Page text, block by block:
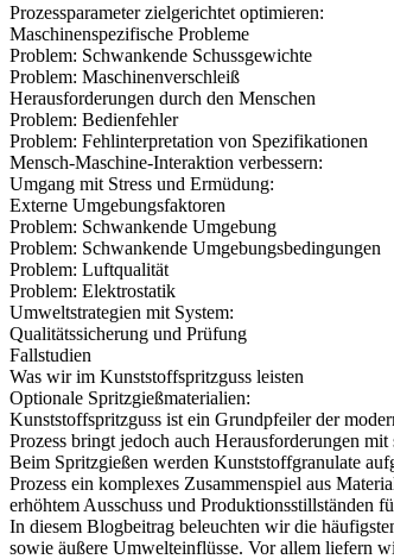
Prozessparameter zielgerichtet optimieren:
Maschinenspezifische Probleme
Problem: Schwankende Schussgewichte
Problem: Maschinenverschleiß
Herausforderungen durch den Menschen
Problem: Bedienfehler
Problem: Fehlinterpretation von Spezifikationen
Mensch-Maschine-Interaktion verbessern:
Umgang mit Stress und Ermüdung:
Externe Umgebungsfaktoren
Problem: Schwankende Umgebung
Problem: Schwankende Umgebungsbedingungen
Problem: Luftqualität
Problem: Elektrostatik
Umweltstrategien mit System:
Qualitätssicherung und Prüfung
Fallstudien
Was wir im Kunststoffspritzguss leisten
Optionale Spritzgießmaterialien:
Kunststoffspritzguss ist ein Grundpfeiler der
Prozess bringt jedoch auch Herausforderungen
Beim Spritzgießen werden Kunststoffgranulate
Prozess ein komplexes Zusammenspiel aus
erhöhtem Ausschuss und Produktionsstillständen
In diesem Blogbeitrag beleuchten wir die
sowie äußere Umwelteinflüsse. Vor allem liefern